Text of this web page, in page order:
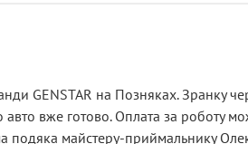
і дорожче”. Саме це і псує
GENSTAR на Позняках. Зранку
вже готово. Оплата за роботу
майстеру-приймальнику